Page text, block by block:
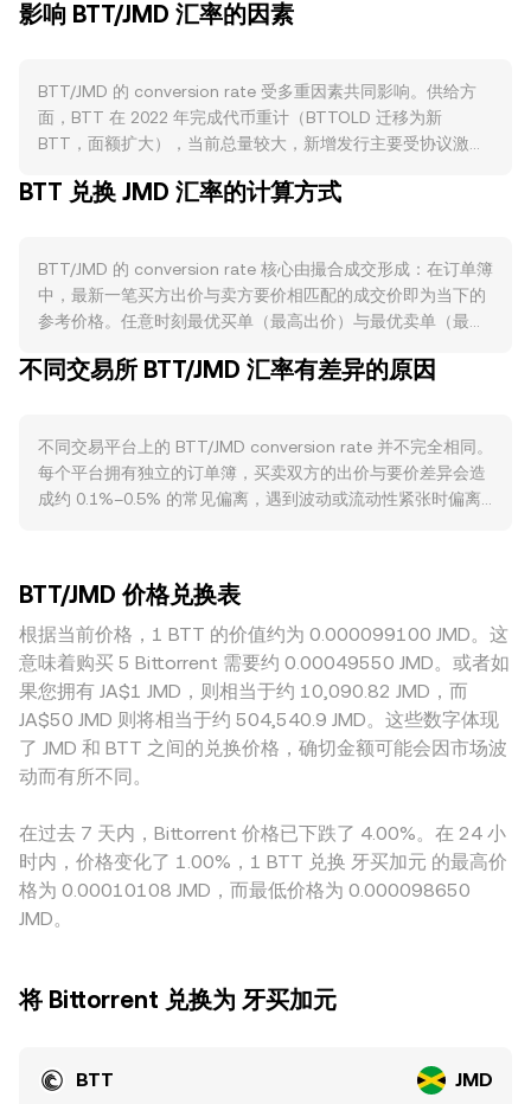
影响 BTT/JMD 汇率的因素
BTT/JMD 的 conversion rate 受多重因素共同影响。供给方
面，BTT 在 2022 年完成代币重计（BTTOLD 迁移为新
BTT，面额扩大），当前总量较大，新增发行主要受协议激励
排；若出现协议层调整、跨链桥或生态奖补变化，都会改变流
流通。需求方面，BTT 的使用集中在 BitTorrent 生态，包括
BitTorrent Speed 的激励、BTFS（BitTorrent File System）
的存储质押与结算、以及 BitTorrent Chain（BTTC）跨链网
易笔数、BTFS 存储利用率或内容分发参与度上升，通常会推
特币走势高度敏感，风险偏好上升时投机与配置需求更强，而
全球避险或利率上行往往抑制风险资产表现；同时，JMD 的强
弱受牙买加本地利率、通胀与美元流动性的影响，JMD 走强通
的合规审查都会对流动性与可接入性产生影响，从而传导至报
价；若出现针对文件分发或跨链桥的政策明确信号，市场可能
迅速重定价。技术层面，若 BTT 存在永续合约，资金费率的
正负会影响套保与多空结构；期权到期集中期或大额地址（“鲸
鱼”）的链上转账与交易所充值/提币，容易在短期内引发
BTT/JMD 的波动叠加。此外，做市深度、聚合路由与跨所价
差也会在微观层面推拉 conversion rate 的即时变动。
BTT 兑换 JMD 汇率的计算方式
BTT/JMD 的 conversion rate 核心由撮合成交形成：在订单簿
中，最新一笔买方出价与卖方要价相匹配的成交价即为当下的
参考价格。任意时刻最优买单（最高出价）与最优卖单（最低
场位置。当参考多个平台时，数据聚合商常采用成交量加权平
更大。在具体换算上，JMD 价值的直观计算为 JMD Value =
BTT Amount × rate；反之，BTT Amount = JMD Value /
rate，这里的 rate 即当时的 BTT/JMD conversion rate。若
分别为池内两种资产（如 BTT 与稳定币或法币锚定资产）的
储备量，瞬时价格近似为 y/x；当有大额买入或卖出改变池中
资产比例时，AMM 会自动滑移至新的价格点。综合来看，撮
合式订单簿的最新成交、跨所 VWAP 与 AMM 池内的定价机制
共同构成了市场对 BTT/JMD conversion rate 的实时发现过
程。
不同交易所 BTT/JMD 汇率有差异的原因
不同交易平台上的 BTT/JMD conversion rate 并不完全相同。
每个平台拥有独立的订单簿，买卖双方的出价与要价差异会造
成约 0.1%–0.5% 的常见偏离，遇到波动或流动性紧张时偏离
言，许多场所实际以 BTT/USDT、BTT/USD 或 BTT/其他稳定
资产作为主定价，再折算为 JMD；如果 USDT 相对 JMD 出现
轻微溢价或贴水，这一“基差”会传导至最终的 BTT/JMD 报
价。此外，地理与合规因素也会形成区域性价差，例如法币入
金通道的便利程度、对 TRON/BTTC 生态的政策态度、以及牙
买加本地结算渠道的成本与时效，都会影响平台对 BTT/JMD
的报价与点差。跨所套利通常在价差显著时介入，将不同平台
的价格重新拉拢，但受限于链上转账时间、手续费、风控限额
BTT/JMD conversion rate 仍可能在短时间内保持不同步。
BTT/JMD 价格兑换表
根据当前价格，1 BTT 的价值约为 0.000099100 JMD。这
意味着购买 5 Bittorrent 需要约 0.00049550 JMD。或者如
果您拥有 JA$1 JMD，则相当于约 10,090.82 JMD，而
JA$50 JMD 则将相当于约 504,540.9 JMD。这些数字体现
了 JMD 和 BTT 之间的兑换价格，确切金额可能会因市场波
动而有所不同。
在过去 7 天内，Bittorrent 价格已下跌了 4.00%。在 24 小
时内，价格变化了 1.00%，1 BTT 兑换 牙买加元 的最高价
格为 0.00010108 JMD，而最低价格为 0.000098650
JMD。
将 Bittorrent 兑换为 牙买加元
BTT JMD